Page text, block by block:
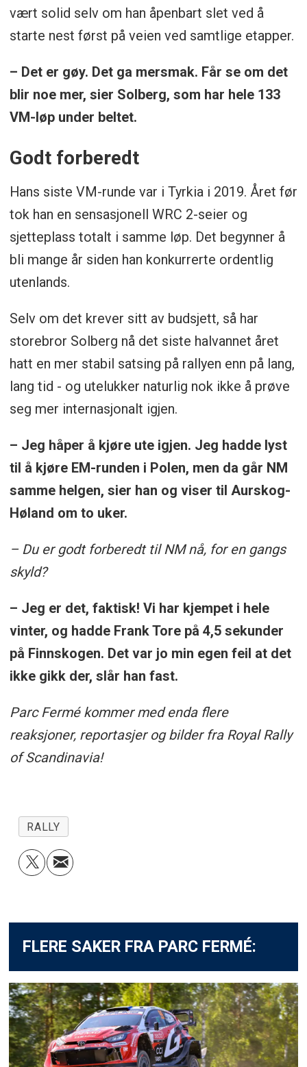
vært solid selv om han åpenbart slet ved å
starte nest først på veien ved samtlige etapper.
– Det er gøy. Det ga mersmak. Får se om det
blir noe mer, sier Solberg, som har hele 133
VM-løp under beltet.
Godt forberedt
Hans siste VM-runde var i Tyrkia i 2019. Året før
tok han en sensasjonell WRC 2-seier og
sjetteplass totalt i samme løp. Det begynner å
bli mange år siden han konkurrerte ordentlig
utenlands.
Selv om det krever sitt av budsjett, så har
storebror Solberg nå det siste halvannet året
hatt en mer stabil satsing på rallyen enn på lang,
lang tid - og utelukker naturlig nok ikke å prøve
seg mer internasjonalt igjen.
– Jeg håper å kjøre ute igjen. Jeg hadde lyst
til å kjøre EM-runden i Polen, men da går NM
samme helgen, sier han og viser til Aurskog-
Høland om to uker.
– Du er godt forberedt til NM nå, for en gangs
skyld?
– Jeg er det, faktisk! Vi har kjempet i hele
vinter, og hadde Frank Tore på 4,5 sekunder
på Finnskogen. Det var jo min egen feil at det
ikke gikk der, slår han fast.
Parc Fermé kommer med enda flere
reaksjoner, reportasjer og bilder fra Royal Rally
of Scandinavia!
RALLY
FLERE SAKER FRA PARC FERMÉ: